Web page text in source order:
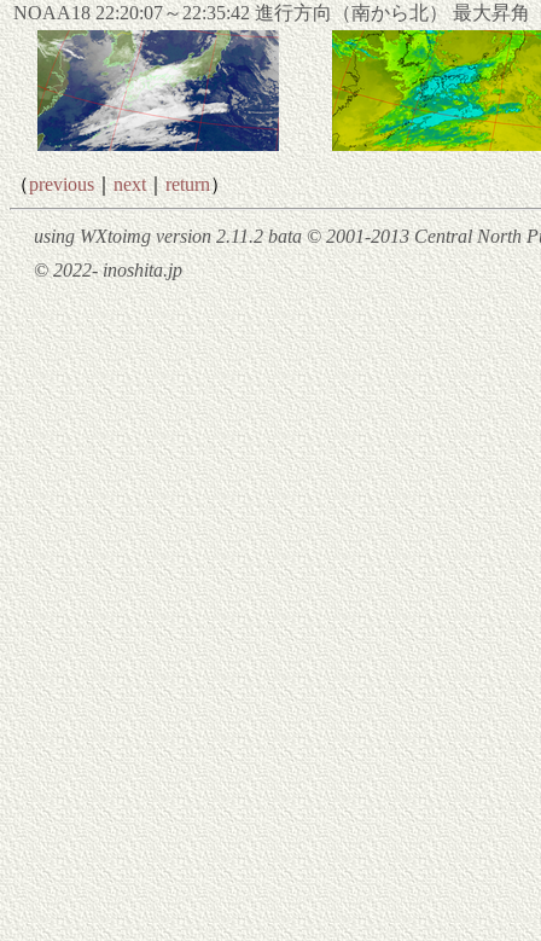
NOAA18 22:20:07～22:35:42 進行方向（南から北） 最大昇角
（previous｜next｜return）
using WXtoimg version 2.11.2 bata © 2001-2013 Central North
© 2022- inoshita.jp